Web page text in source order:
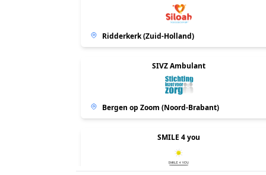
Ridderkerk (Zuid-Holland)
SIVZ Ambulant
Bergen op Zoom (Noord-Brabant)
SMILE 4 you